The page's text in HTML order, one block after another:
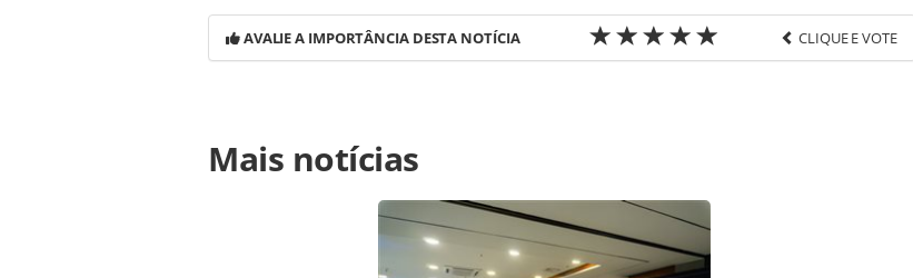
AVALIE A IMPORTÂNCIA DESTA NOTÍCIA CLIQUE E VOTE
https://www.panrotas.com.br/destinos/eventos/2022/01/df-proibe-realizacao-de-
eventos-com-cobranca-de-ingresso_186834.html ou as ferramentas oferecidas na
página. Todo o conteúdo produzido pela PANROTAS Editora é protegido pela legislação
brasileira sobre direito autoral. Não reproduza o conteúdo sem autorização da
PANROTAS Editora (copyright@panrotas.com.br).
Mais notícias